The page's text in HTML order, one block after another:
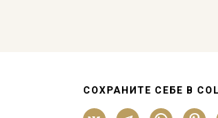
СОХРАНИТЕ СЕБЕ В